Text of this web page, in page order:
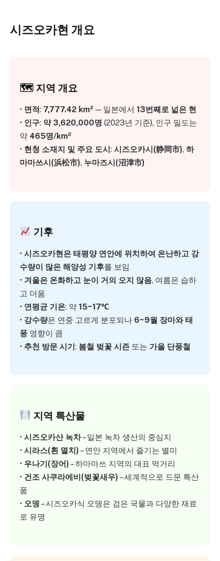
시즈오카현 개요
🗺︎ 지역 개요
• 면적: 7,777.42 km² — 일본에서 13번째로 넓은 현
• 인구: 약 3,620,000명 (2023년 기준), 인구 밀도는
약 465명/km²
• 현청 소재지 및 주요 도시: 시즈오카시(静岡市), 하
마마쓰시(浜松市), 누마즈시(沼津市)
기후
• 시즈오카현은 태평양 연안에 위치하여 온난하고 강
수량이 많은 해양성 기후를 보임
• 겨울은 온화하고 눈이 거의 오지 않음, 여름은 습하
고 더움
• 연평균 기온: 약 15~17℃
• 강수량은 연중 고르게 분포되나 6~9월 장마와 태
풍 영향이 큼
• 추천 방문 시기: 봄철 벚꽃 시즌 또는 가을 단풍철
지역 특산물
• 시즈오카산 녹차– 일본 녹차 생산의 중심지
• 시라스(흰 멸치) – 연안 지역에서 즐기는 별미
• 우나기(장어) – 하마마쓰 지역의 대표 먹거리
• 건조 사쿠라에비(벚꽃새우) – 세계적으로 드문 특산
품
• 오뎅 – 시즈오카식 오뎅은 검은 국물과 다양한 재료
로 유명